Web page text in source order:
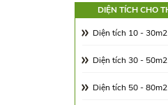
Từ 30.0 - 65.0$/m2
Diện tích 10 - 30m2
Diện tích 30 - 50m2
Diện tích 50 - 80m2